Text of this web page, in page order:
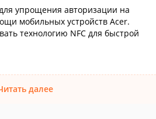
упрощения авторизации на
мобильных устройств Acer.
технологию NFC для быстрой
далее